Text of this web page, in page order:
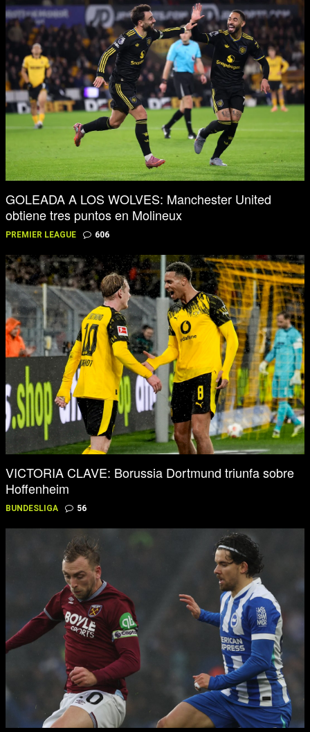
GOLEADA A LOS WOLVES: Manchester United
obtiene tres puntos en Molineux
PREMIER LEAGUE 606
VICTORIA CLAVE: Borussia Dortmund triunfa sobre
Hoffenheim
BUNDESLIGA 56